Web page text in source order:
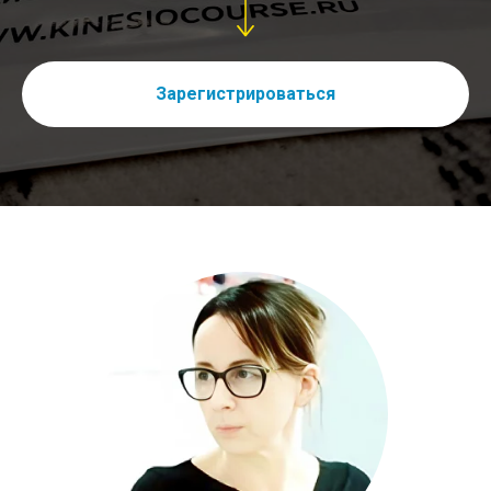
Зарегистрироваться